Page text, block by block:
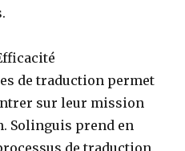
de traduction permet
sur leur mission
Solinguis prend en
de traduction,